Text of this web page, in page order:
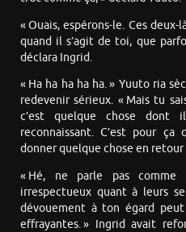
« Ouais, espérons-le. Ces
quand il s’agit de toi, que
déclara Ingrid.
« Ha ha ha ha ha. » Yuuto ria
redevenir sérieux. « Mais tu
c’est quelque chose dont
reconnaissant. C’est pour
donner quelque chose en
« Hé, ne parle pas
irrespectueux quant à leurs
dévouement à ton égard
effrayantes. » Ingrid avait